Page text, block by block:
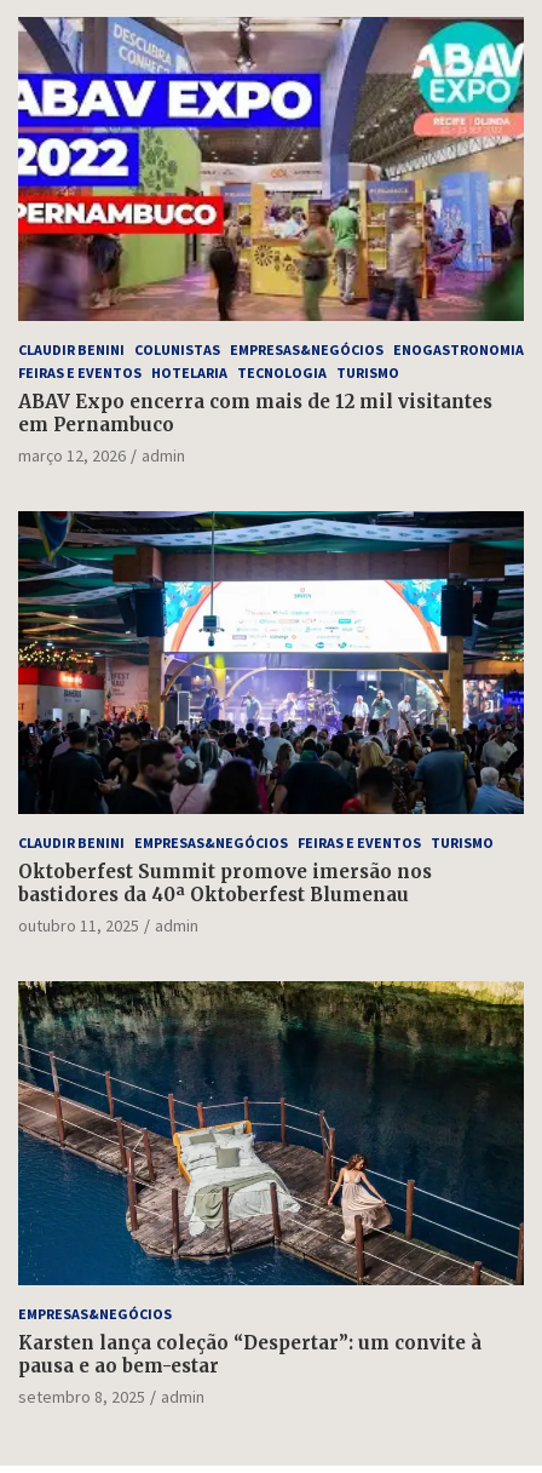
CLAUDIR BENINI COLUNISTAS EMPRESAS&NEGÓCIOS ENOGASTRONOMIA
FEIRAS E EVENTOS HOTELARIA TECNOLOGIA TURISMO
ABAV Expo encerra com mais de 12 mil visitantes
em Pernambuco
março 12, 2026 admin
CLAUDIR BENINI EMPRESAS&NEGÓCIOS FEIRAS E EVENTOS TURISMO
Oktoberfest Summit promove imersão nos
bastidores da 40ª Oktoberfest Blumenau
outubro 11, 2025 admin
EMPRESAS&NEGÓCIOS
Karsten lança coleção “Despertar”: um convite à
pausa e ao bem-estar
setembro 8, 2025 admin